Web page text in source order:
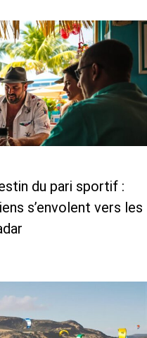
du pari sportif :
s’envolent vers les